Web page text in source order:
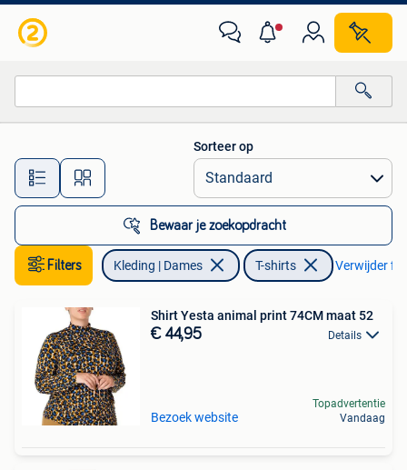
Alle afstanden…
Sorteer op
Bewaar je zoekopdracht
Filters Kleding | Dames T-shirts Verwijder
Shirt Yesta animal print 74CM maat 52
€ 44,95 Details
Bezoek website
Topadvertentie
Vandaag